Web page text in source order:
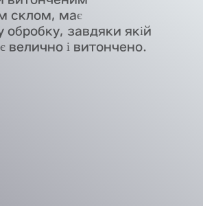
склом, має
обробку, завдяки якій
велично і витончено.